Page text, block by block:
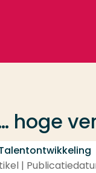
hoge
|